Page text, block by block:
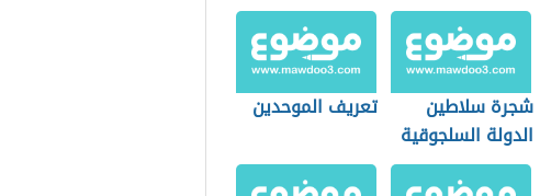
شجرة سلاطين
الدولة السلجوقية
تعريف الموحدين